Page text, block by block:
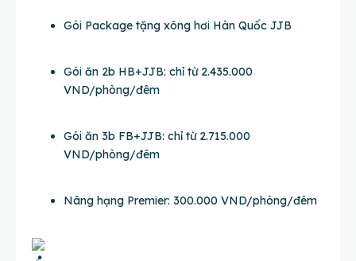
Gói Package tặng xông hơi Hàn Quốc JJB
Gói ăn 2b HB+JJB: chỉ từ 2.435.000
VND/phòng/đêm
Gói ăn 3b FB+JJB: chỉ từ 2.715.000
VND/phòng/đêm
Nâng hạng Premier: 300.000 VND/phòng/đêm